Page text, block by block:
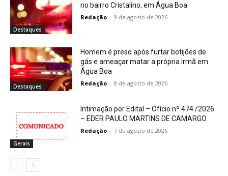
Destaques
no bairro Cristalino, em Água Boa
Redação - 9 de agosto de 2026
Destaques
Homem é preso após furtar botijões de
gás e ameaçar matar a própria irmã em
Água Boa
Redação - 8 de agosto de 2026
Gerais
Intimação por Edital – Ofício nº 474 /2026
– EDER PAULO MARTINS DE CAMARGO
Redação - 7 de agosto de 2026